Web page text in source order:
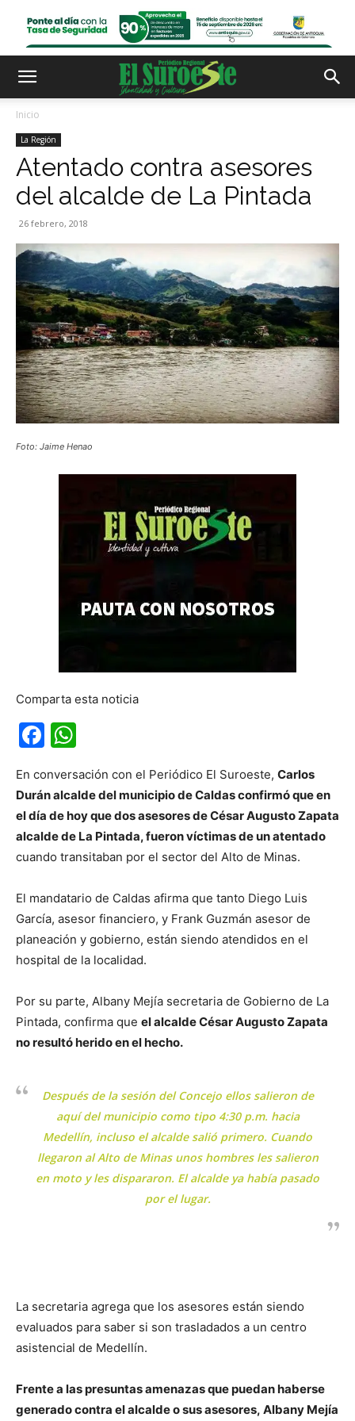
Inicio
La Región
Atentado contra asesores
del alcalde de La Pintada
26 febrero, 2018
Foto: Jaime Henao
Comparta esta noticia
Facebook
En conversación con el Periódico El Suroeste, Carlos
Durán alcalde del municipio de Caldas confirmó que en
el día de hoy que dos asesores de César Augusto Zapata
alcalde de La Pintada, fueron víctimas de un atentado
cuando transitaban por el sector del Alto de Minas.
El mandatario de Caldas afirma que tanto Diego Luis
García, asesor financiero, y Frank Guzmán asesor de
planeación y gobierno, están siendo atendidos en el
hospital de la localidad.
Por su parte, Albany Mejía secretaria de Gobierno de La
Pintada, confirma que el alcalde César Augusto Zapata
no resultó herido en el hecho.
Después de la sesión del Concejo ellos salieron de
aquí del municipio como tipo 4:30 p.m. hacia
Medellín, incluso el alcalde salió primero. Cuando
llegaron al Alto de Minas unos hombres les salieron
en moto y les dispararon. El alcalde ya había pasado
por el lugar.
La secretaria agrega que los asesores están siendo
evaluados para saber si son trasladados a un centro
asistencial de Medellín.
Frente a las presuntas amenazas que puedan haberse
generado contra el alcalde o sus asesores, Albany Mejía